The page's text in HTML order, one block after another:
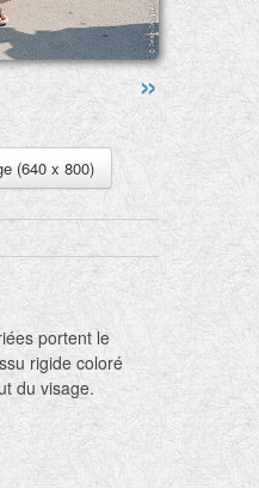
»
(640 x 800)
portent le
rigide coloré
du visage.